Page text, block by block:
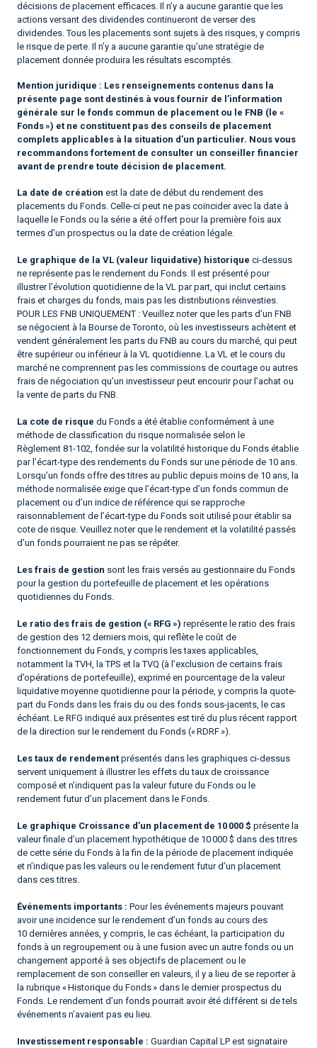
décisions de placement efficaces. Il n’y a aucune garantie que les
actions versant des dividendes continueront de verser des
dividendes. Tous les placements sont sujets à des risques, y compris
le risque de perte. Il n’y a aucune garantie qu’une stratégie de
placement donnée produira les résultats escomptés.
Mention juridique : Les renseignements contenus dans la
présente page sont destinés à vous fournir de l’information
générale sur le fonds commun de placement ou le FNB (le «
Fonds ») et ne constituent pas des conseils de placement
complets applicables à la situation d’un particulier. Nous vous
recommandons fortement de consulter un conseiller financier
avant de prendre toute décision de placement.
La date de création est la date de début du rendement des
placements du Fonds. Celle-ci peut ne pas coïncider avec la date à
laquelle le Fonds ou la série a été offert pour la première fois aux
termes d’un prospectus ou la date de création légale.
Le graphique de la VL (valeur liquidative) historique ci-dessus
ne représente pas le rendement du Fonds. Il est présenté pour
illustrer l’évolution quotidienne de la VL par part, qui inclut certains
frais et charges du fonds, mais pas les distributions réinvesties.
POUR LES FNB UNIQUEMENT : Veuillez noter que les parts d’un FNB
se négocient à la Bourse de Toronto, où les investisseurs achètent et
vendent généralement les parts du FNB au cours du marché, qui peut
être supérieur ou inférieur à la VL quotidienne. La VL et le cours du
marché ne comprennent pas les commissions de courtage ou autres
frais de négociation qu’un investisseur peut encourir pour l’achat ou
la vente de parts du FNB.
La cote de risque du Fonds a été établie conformément à une
méthode de classification du risque normalisée selon le
Règlement 81-102, fondée sur la volatilité historique du Fonds établie
par l’écart-type des rendements du Fonds sur une période de 10 ans.
Lorsqu’un fonds offre des titres au public depuis moins de 10 ans, la
méthode normalisée exige que l’écart-type d’un fonds commun de
placement ou d’un indice de référence qui se rapproche
raisonnablement de l’écart-type du Fonds soit utilisé pour établir sa
cote de risque. Veuillez noter que le rendement et la volatilité passés
d’un fonds pourraient ne pas se répéter.
Les frais de gestion sont les frais versés au gestionnaire du Fonds
pour la gestion du portefeuille de placement et les opérations
quotidiennes du Fonds.
Le ratio des frais de gestion (« RFG ») représente le ratio des frais
de gestion des 12 derniers mois, qui reflète le coût de
fonctionnement du Fonds, y compris les taxes applicables,
notamment la TVH, la TPS et la TVQ (à l’exclusion de certains frais
d’opérations de portefeuille), exprimé en pourcentage de la valeur
liquidative moyenne quotidienne pour la période, y compris la quote-
part du Fonds dans les frais du ou des fonds sous-jacents, le cas
échéant. Le RFG indiqué aux présentes est tiré du plus récent rapport
de la direction sur le rendement du Fonds (« RDRF »).
Les taux de rendement présentés dans les graphiques ci-dessus
servent uniquement à illustrer les effets du taux de croissance
composé et n’indiquent pas la valeur future du Fonds ou le
rendement futur d’un placement dans le Fonds.
Le graphique Croissance d’un placement de 10 000 $ présente la
valeur finale d’un placement hypothétique de 10 000 $ dans des titres
de cette série du Fonds à la fin de la période de placement indiquée
et n’indique pas les valeurs ou le rendement futur d’un placement
dans ces titres.
Événements importants : Pour les événements majeurs pouvant
avoir une incidence sur le rendement d’un fonds au cours des
10 dernières années, y compris, le cas échéant, la participation du
fonds à un regroupement ou à une fusion avec un autre fonds ou un
changement apporté à ses objectifs de placement ou le
remplacement de son conseiller en valeurs, il y a lieu de se reporter à
la rubrique « Historique du Fonds » dans le dernier prospectus du
Fonds. Le rendement d’un fonds pourrait avoir été différent si de tels
événements n’avaient pas eu lieu.
Investissement responsable : Guardian Capital LP est signataire